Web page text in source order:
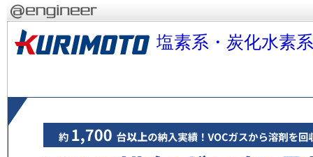
塩素系・炭化水素